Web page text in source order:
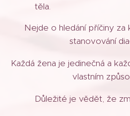
těla.
Nejde o hledání příčiny za
stanovování
Každá žena je jedinečná a
vlastním
Důležité je vědět, že